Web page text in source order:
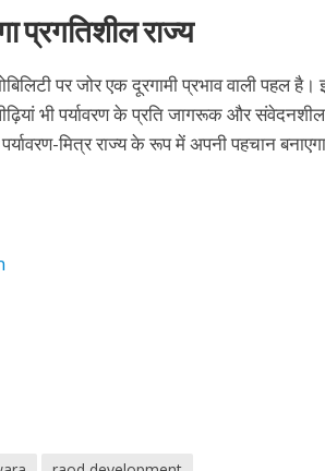
प्रगतिशील राज्य
पर जोर एक दूरगामी प्रभाव वाली पहल
भी पर्यावरण के प्रति जागरूक और संवेदनशील
मित्र राज्य के रूप में अपनी पहचान